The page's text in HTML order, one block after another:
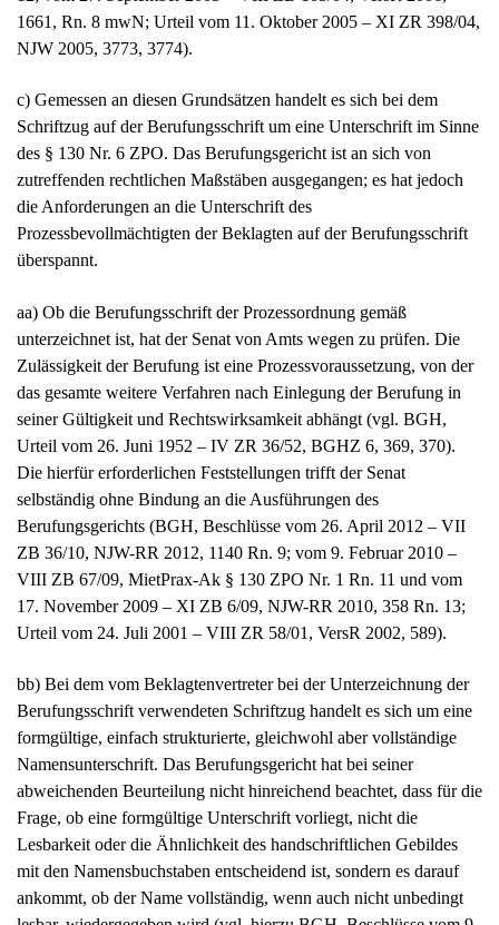
1661, Rn. 8 mwN; Urteil vom 11. Oktober 2005 – XI ZR 398/04,
NJW 2005, 3773, 3774).
Schriftzug auf der Berufungsschrift um eine Unterschrift im Sinne
des § 130 Nr. 6 ZPO. Das Berufungsgericht ist an sich von
zutreffenden rechtlichen Maßstäben ausgegangen; es hat jedoch
die Anforderungen an die Unterschrift des
Prozessbevollmächtigten der Beklagten auf der Berufungsschrift
überspannt.
unterzeichnet ist, hat der Senat von Amts wegen zu prüfen. Die
Zulässigkeit der Berufung ist eine Prozessvoraussetzung, von der
das gesamte weitere Verfahren nach Einlegung der Berufung in
seiner Gültigkeit und Rechtswirksamkeit abhängt (vgl. BGH,
Urteil vom 26. Juni 1952 – IV ZR 36/52, BGHZ 6, 369, 370).
Die hierfür erforderlichen Feststellungen trifft der Senat
selbständig ohne Bindung an die Ausführungen des
Berufungsgerichts (BGH, Beschlüsse vom 26. April 2012 – VII
ZB 36/10, NJW-RR 2012, 1140 Rn. 9; vom 9. Februar 2010 –
VIII ZB 67/09, MietPrax-Ak § 130 ZPO Nr. 1 Rn. 11 und vom
17. November 2009 – XI ZB 6/09, NJW-RR 2010, 358 Rn. 13;
Urteil vom 24. Juli 2001 – VIII ZR 58/01, VersR 2002, 589).
Berufungsschrift verwendeten Schriftzug handelt es sich um eine
formgültige, einfach strukturierte, gleichwohl aber vollständige
Namensunterschrift. Das Berufungsgericht hat bei seiner
abweichenden Beurteilung nicht hinreichend beachtet, dass für die
Frage, ob eine formgültige Unterschrift vorliegt, nicht die
Lesbarkeit oder die Ähnlichkeit des handschriftlichen Gebildes
mit den Namensbuchstaben entscheidend ist, sondern es darauf
ankommt, ob der Name vollständig, wenn auch nicht unbedingt
lesbar, wiedergegeben wird (vgl. hierzu BGH, Beschlüsse vom 9.